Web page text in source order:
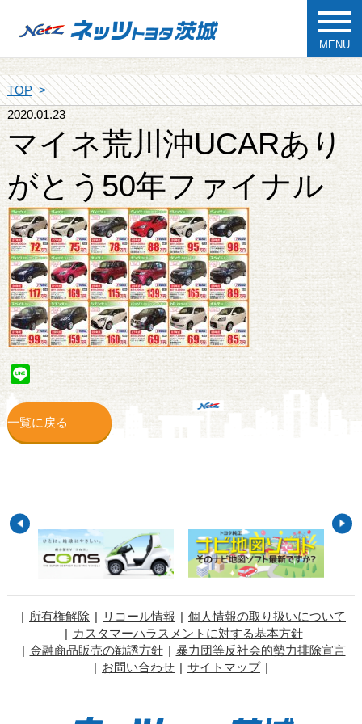
MENU
TOP
2020.01.23
マイネ荒川沖UCARあり
がとう50年ファイナル
Line
一覧に戻る
所有権解除 リコール情報
個人情報の取り扱いについて
カスタマーハラスメントに対する基本方針
金融商品販売の勧誘方針
暴力団等反社会的勢力排除宣言
お問い合わせ
サイトマップ